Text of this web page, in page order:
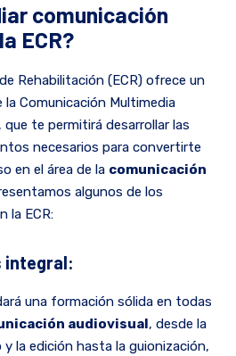
comunicación
ECR?
Rehabilitación (ECR) ofrece un
Comunicación Multimedia
te permitirá desarrollar las
necesarios para convertirte
en el área de la comunicación
algunos de los
la ECR:
integral:
una formación sólida en todas
audiovisual, desde la
la edición hasta la guionización,